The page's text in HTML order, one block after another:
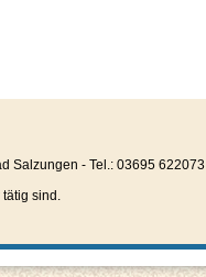
Salzungen - Tel.: 03695 622073
sind.